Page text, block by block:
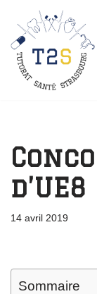
Aller
au
contenu
14 avril 2019
Sommaire